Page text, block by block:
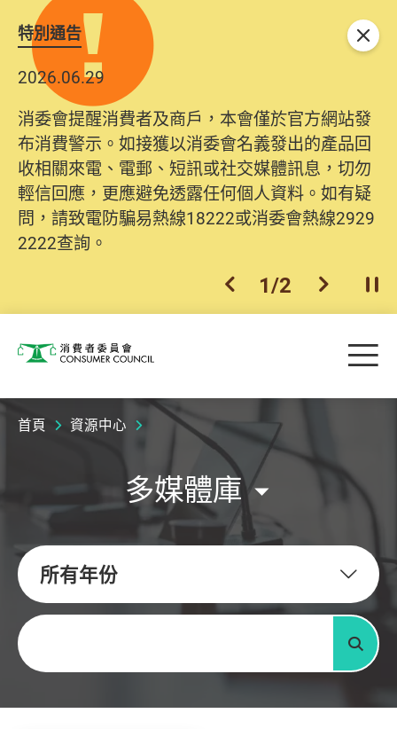
特別通告
2026.06.29
消委會提醒消費者及商戶，本會僅於官方網站發
布消費警示。如接獲以消委會名義發出的產品回
收相關來電、電郵、短訊或社交媒體訊息，切勿
輕信回應，更應避免透露任何個人資料。如有疑
問，請致電防騙易熱線18222或消委會熱線2929
2222查詢。
上一個
1/2 下一個開
關閉
消費者委員會 目
首頁 資源中心
多媒體庫
所有年份
關鍵字
搜尋